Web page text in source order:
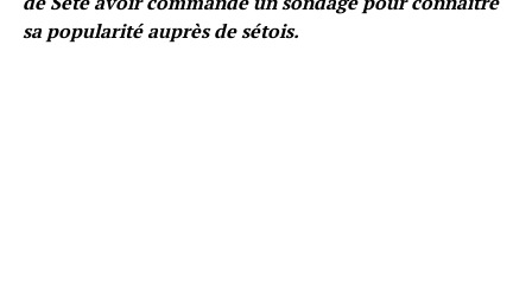
sa popularité auprès de sétois.